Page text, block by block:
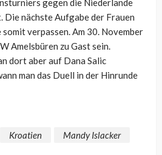
gegen die Niederlande
Die nächste Aufgabe der Frauen
verpassen. Am 30. November
Amelsbüren zu Gast sein.
dort aber auf Dana Salic
man das Duell in der Hinrunde
Kroatien Mandy Islacker